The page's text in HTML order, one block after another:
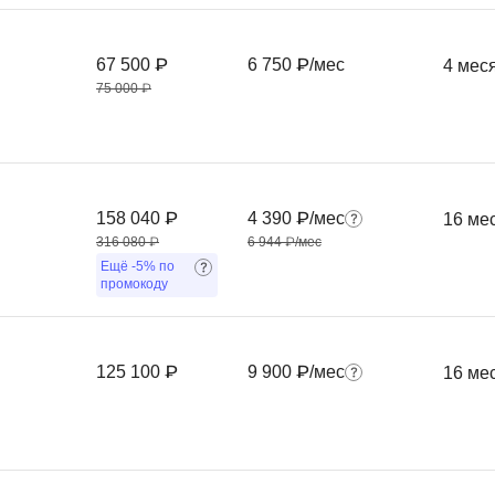
67 500 ₽
75 000 ₽
6 750 ₽/мес 4
158 040 ₽
316 080 ₽
Ещё -5% по
промокоду
4 390 ₽/мес
6 944 ₽/мес
16
125 100 ₽ 9 900 ₽/мес 16
Ansible
Apache Airflow
Asterisk
VR/AR-
Rust